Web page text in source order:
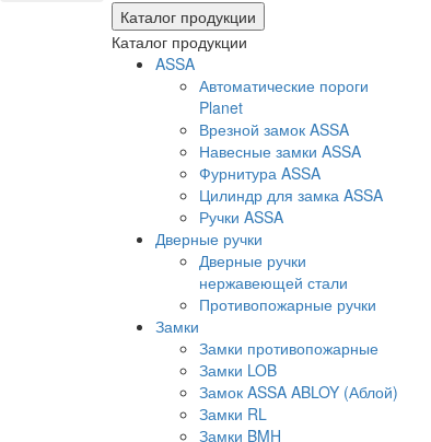
Каталог продукции
Каталог продукции
ASSA
Автоматические пороги
Planet
Врезной замок ASSA
Навесные замки ASSA
Фурнитура ASSA
Цилиндр для замка ASSA
Ручки ASSA
Дверные ручки
Дверные ручки
нержавеющей стали
Противопожарные ручки
Замки
Замки противопожарные
Замки LOB
Замок ASSA ABLOY (Аблой)
Замки RL
Замки BMH